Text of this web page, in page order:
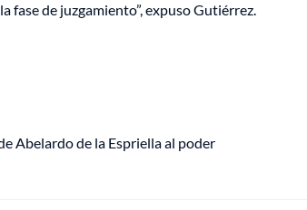
fase de juzgamiento”, expuso Gutiérrez.
Abelardo de la Espriella al poder